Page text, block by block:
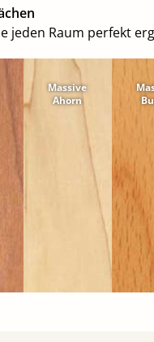
jeden Raum perfekt
Massive
Ahorn